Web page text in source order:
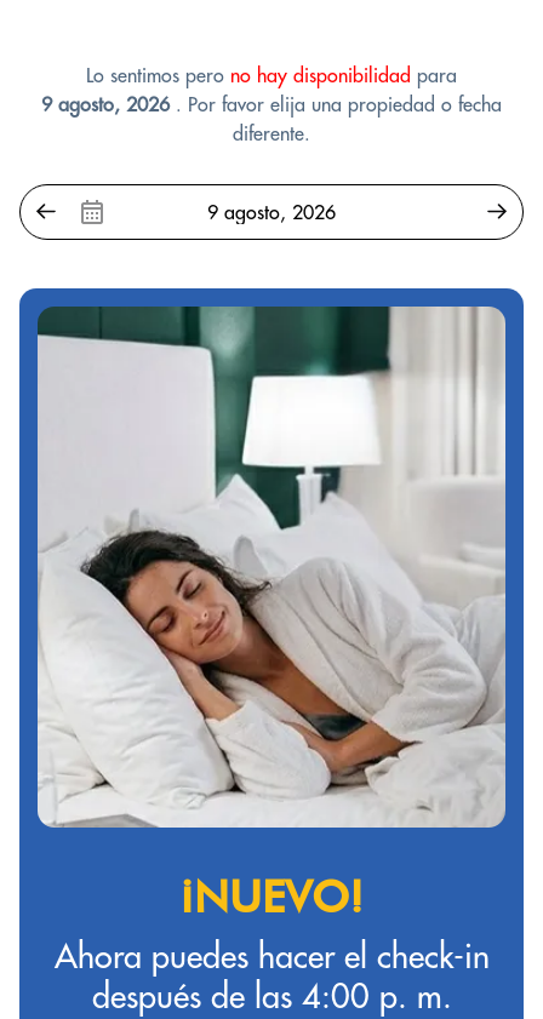
Lo sentimos pero no hay disponibilidad para
9 agosto, 2026. Por favor elija una propiedad o fecha
diferente.
¡NUEVO!
Ahora puedes hacer el check-in
después de las 4:00 p. m.